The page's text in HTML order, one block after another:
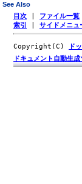
See Also
目次 ファイル一覧
索引
サイドメニュ
Copyright(C) ド
ドキュメント自動生